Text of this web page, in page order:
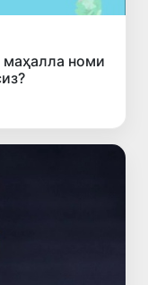
маҳалла номи